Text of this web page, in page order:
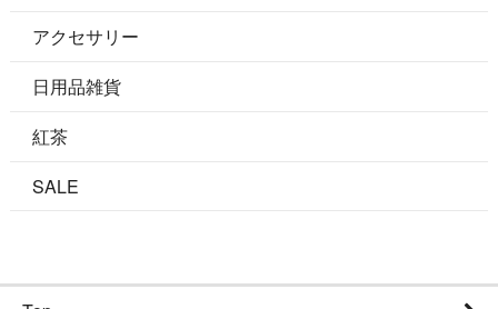
アクセサリー
日用品雑貨
紅茶
SALE